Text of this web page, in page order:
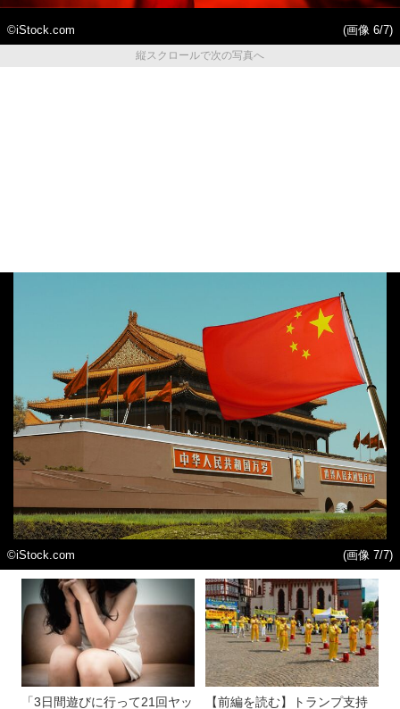
©iStock.com
(画像 6/7)
縦スクロールで次の写真へ
©iStock.com (画像 7/7)
「3日間遊びに行って21回ヤッ
【前編を読む】トランプ支持